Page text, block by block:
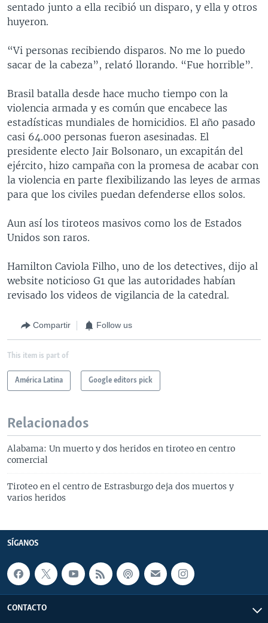
sentado junto a ella recibió un disparo, y ella y otros
huyeron.
“Vi personas recibiendo disparos. No me lo puedo
sacar de la cabeza”, relató llorando. “Fue horrible”.
Brasil batalla desde hace mucho tiempo con la
violencia armada y es común que encabece las
estadísticas mundiales de homicidios. El año pasado
casi 64.000 personas fueron asesinadas. El
presidente electo Jair Bolsonaro, un excapitán del
ejército, hizo campaña con la promesa de acabar con
la violencia en parte flexibilizando las leyes de armas
para que los civiles puedan defenderse ellos solos.
Aun así los tiroteos masivos como los de Estados
Unidos son raros.
Hamilton Caviola Filho, uno de los detectives, dijo al
website noticioso G1 que las autoridades habían
revisado los videos de vigilancia de la catedral.
Compartir Follow us
This item is part of
América Latina Google editors pick
Relacionados
Alabama: Un muerto y dos heridos en tiroteo en centro
comercial
Tiroteo en el centro de Estrasburgo deja dos muertos y
varios heridos
SÍGANOS
CONTACTO